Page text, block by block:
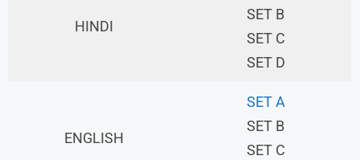
HINDI
SET B
SET C
SET D
ENGLISH
SET A
SET B
SET C